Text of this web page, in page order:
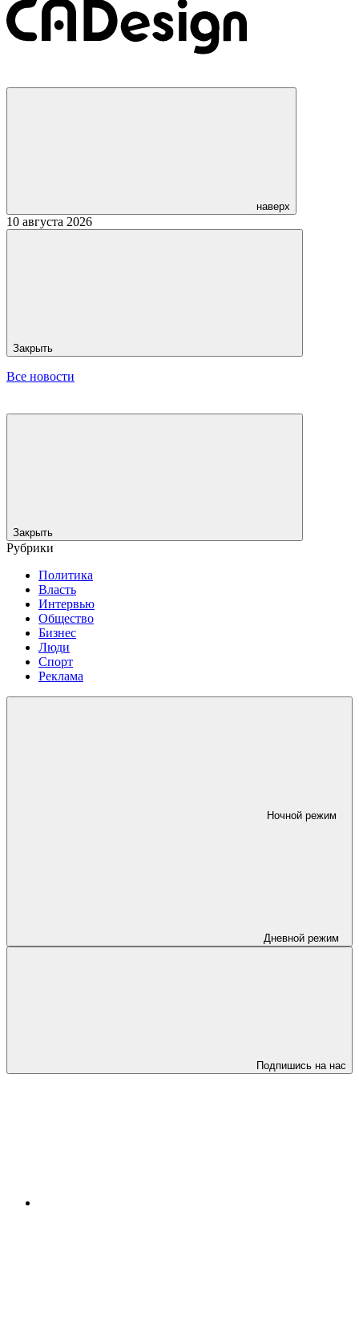
наверх
10 августа 2026
Закрыть
Все новости
Закрыть
Рубрики
Политика
Власть
Интервью
Общество
Бизнес
Люди
Спорт
Реклама
Ночной режим
Дневной режим
Подпишись на нас